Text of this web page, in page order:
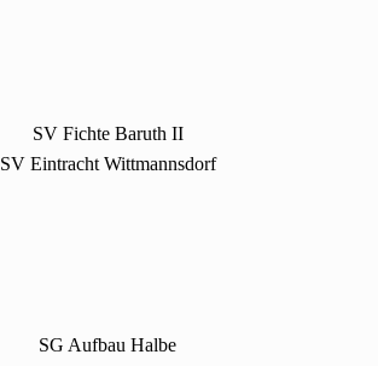
SV Fichte Baruth II
SV Eintracht Wittmannsdorf
SG Aufbau Halbe